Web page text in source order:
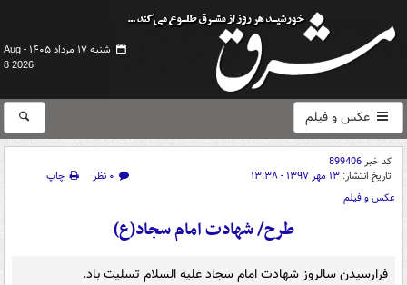
شنبه ۱۷ مرداد ۱۴۰۵ -
Aug
8 2026
عکس و فیلم
کد خبر899406
تاریخ انتشار: ۱۳ مهر ۱۳۹۷ - ۱۳:۳۸ ۰ نظر
چاپ
عکس و فیلم
طرح/ شهادت امام سجاد(ع)
فرارسیدن سالروز شهادت امام سجاد علیه السلام تسلیت باد.